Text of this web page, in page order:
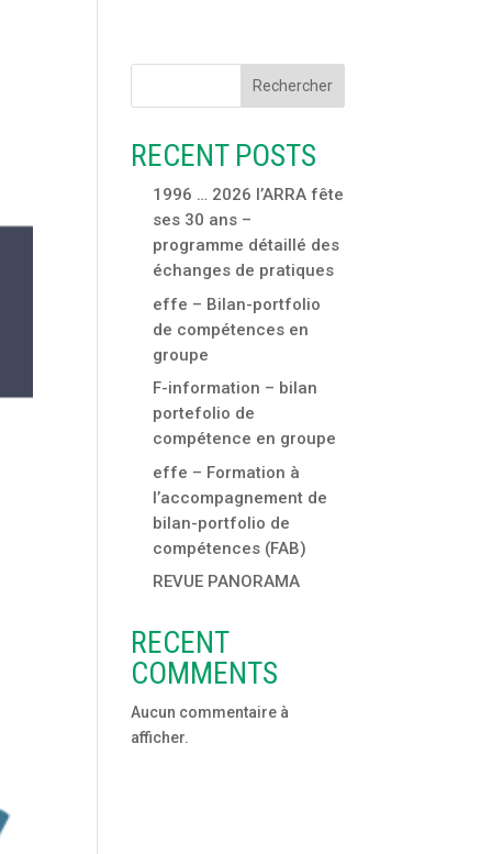
Rechercher
RECENT POSTS
1996 … 2026 l’ARRA fête
ses 30 ans –
programme détaillé des
échanges de pratiques
effe – Bilan-portfolio
de compétences en
groupe
F-information – bilan
portefolio de
compétence en groupe
effe – Formation à
l’accompagnement de
bilan-portfolio de
compétences (FAB)
REVUE PANORAMA
RECENT
COMMENTS
Aucun commentaire à
afficher.